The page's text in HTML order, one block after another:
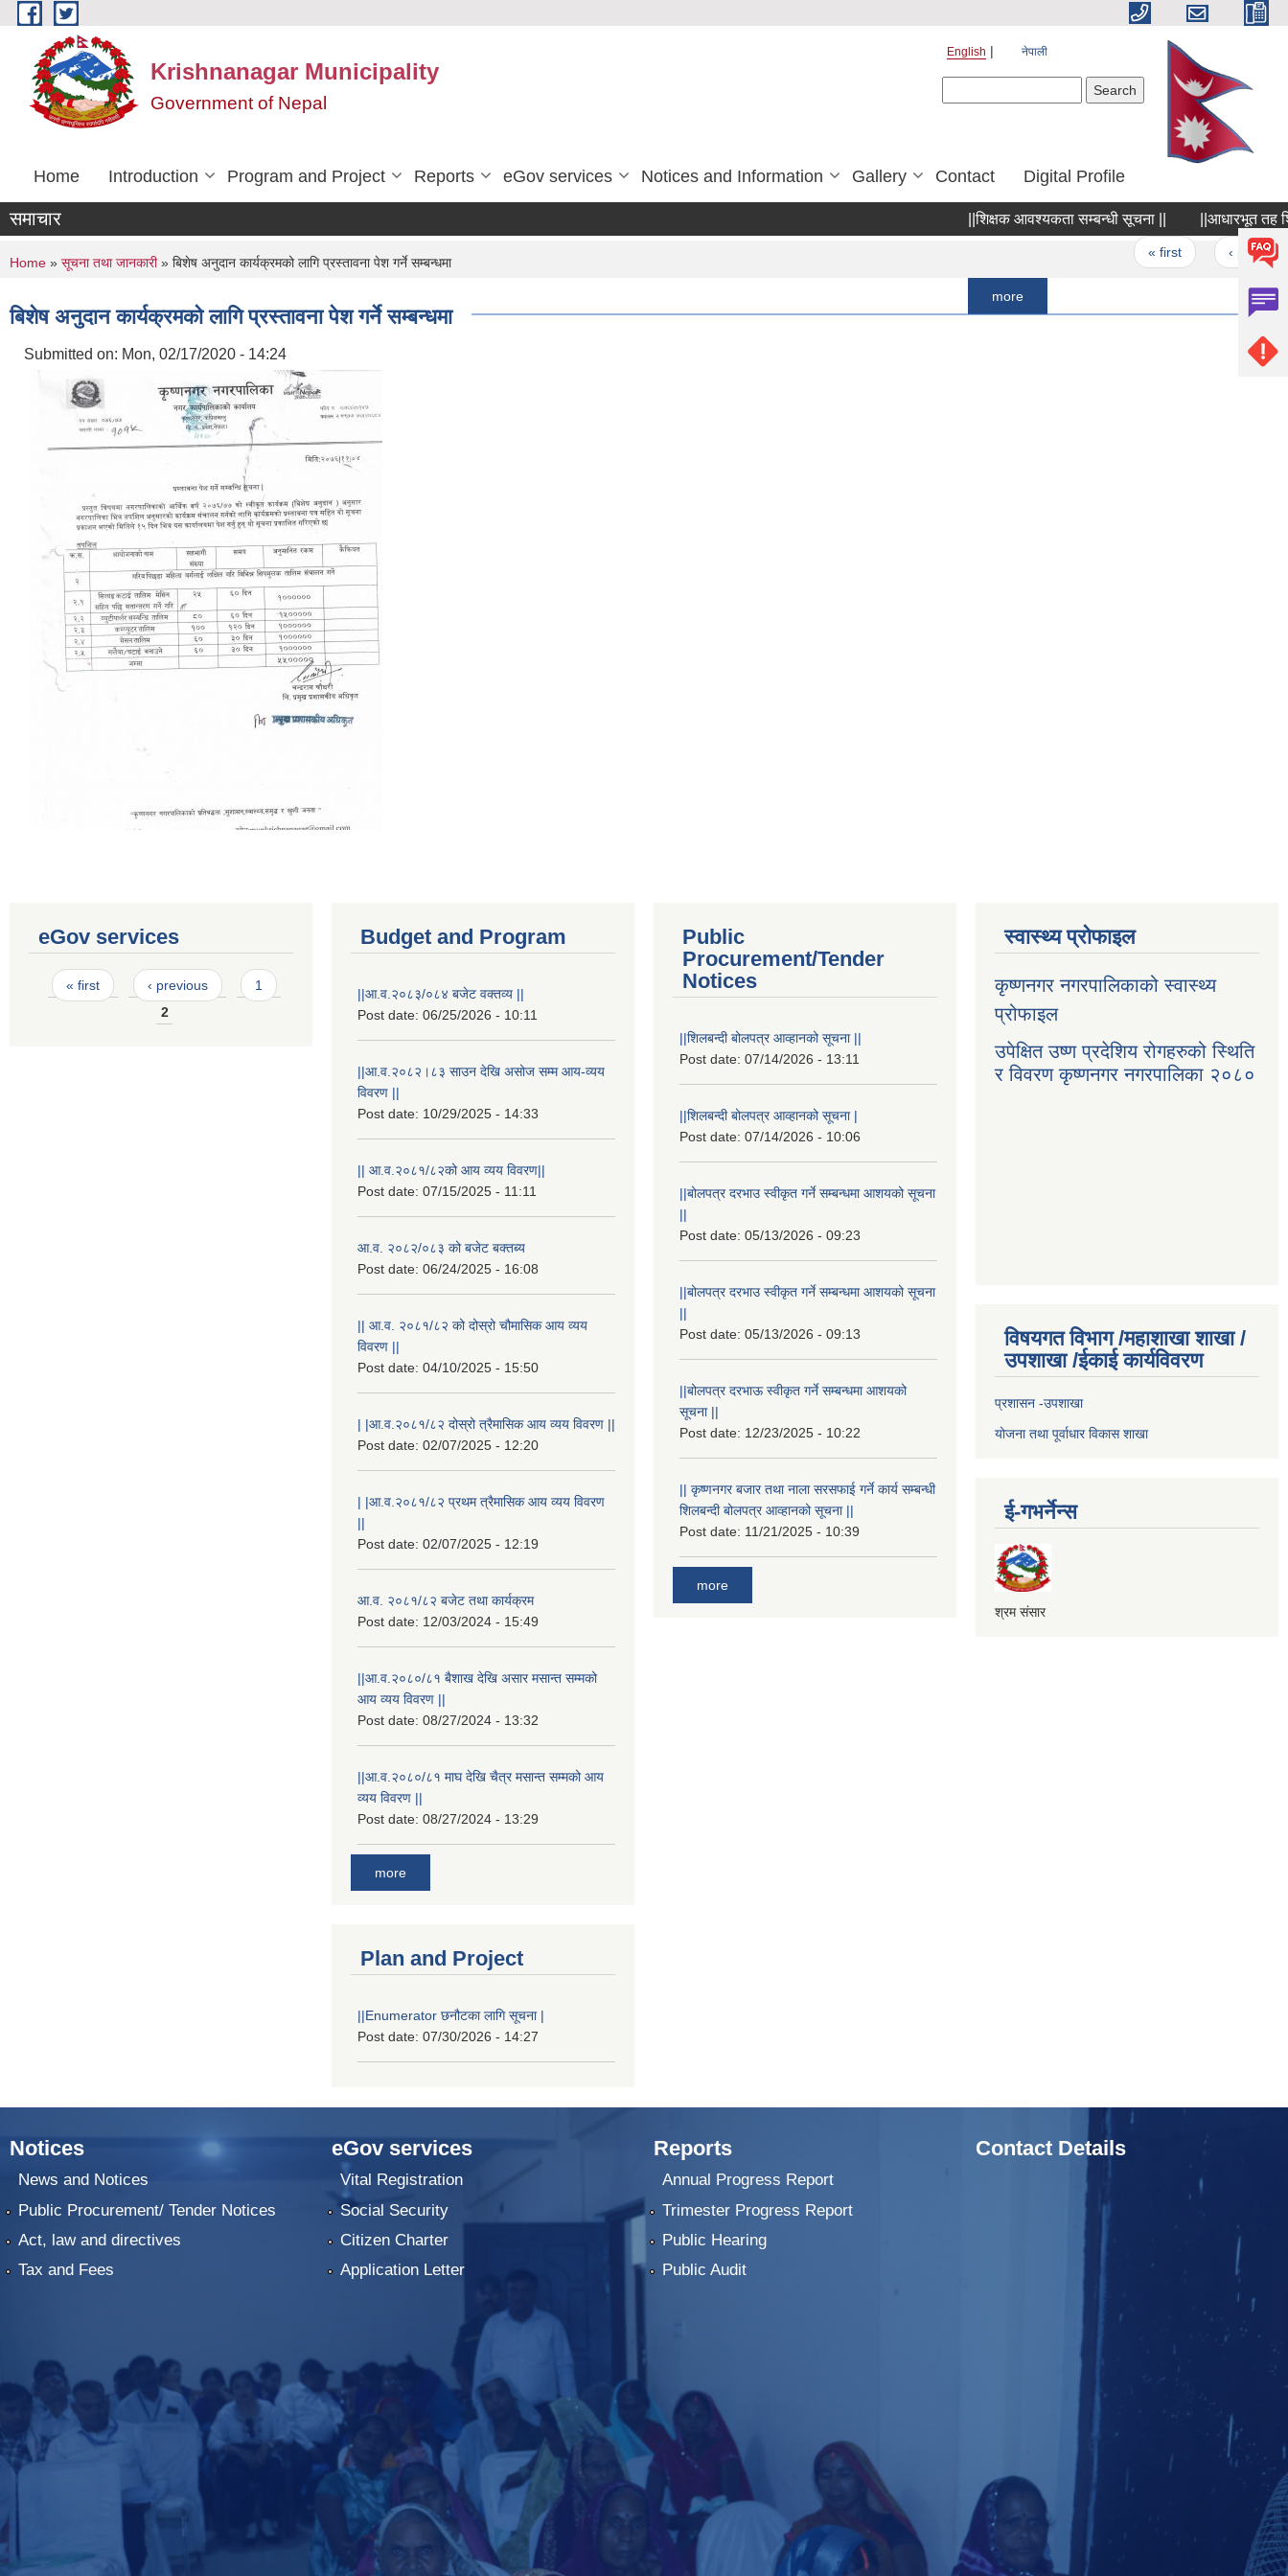
Skip to main content
Krishnanagar Municipality
Government of Nepal
English नेपाली
Home Introduction Program and Project Reports eGov services Notices and Information Gallery Contact Digital Profile
समाचार ||शिक्षक आवश्यकता सम्बन्धी सूचना || ||आधारभूत तह शिक्षा
‹ previous …
You are here
Home » सूचना तथा जानकारी» बिशेष अनुदान कार्यक्रमको लागि प्रस्तावना पेश गर्ने सम्बन्धमा
बिशेष अनुदान कार्यक्रमको लागि प्रस्तावना पेश गर्ने सम्बन्धमा
Submitted on: Mon, 02/17/2020 - 14:24
eGov services
Pages
« first ‹ previous
1
2
Budget and Program
||आ.व.२०८३/०८४ बजेट वक्तव्य ||
Post date: 06/25/2026 - 10:11
||आ.व.२०८२।८३ साउन देखि असोज सम्म आय-व्यय
विवरण ||
Post date: 10/29/2025 - 14:33
|| आ.व.२०८१/८२को आय व्यय विवरण||
Post date: 07/15/2025 - 11:11
आ.व. २०८२/०८३ को बजेट बक्तब्य
Post date: 06/24/2025 - 16:08
|| आ.व. २०८१/८२ को दोस्रो चौमासिक आय व्यय
विवरण ||
Post date: 04/10/2025 - 15:50
| |आ.व.२०८१/८२ दोस्रो त्रैमासिक आय व्यय विवरण ||
Post date: 02/07/2025 - 12:20
| |आ.व.२०८१/८२ प्रथम त्रैमासिक आय व्यय विवरण
||
Post date: 02/07/2025 - 12:19
आ.व. २०८१/८२ बजेट तथा कार्यक्रम
Post date: 12/03/2024 - 15:49
||आ.व.२०८०/८१ बैशाख देखि असार मसान्त सम्मको
आय व्यय विवरण ||
Post date: 08/27/2024 - 13:32
||आ.व.२०८०/८१ माघ देखि चैत्र मसान्त सम्मको आय
व्यय विवरण ||
Post date: 08/27/2024 - 13:29
more
Plan and Project
||Enumerator छनौटका लागि सूचना |
Post date: 07/30/2026 - 14:27
Public
Procurement/Tender
Notices
||शिलबन्दी बोलपत्र आव्हानको सूचना ||
Post date: 07/14/2026 - 13:11
||शिलबन्दी बोलपत्र आव्हानको सूचना |
Post date: 07/14/2026 - 10:06
||बोलपत्र दरभाउ स्वीकृत गर्ने सम्बन्धमा आशयको सूचना
||
Post date: 05/13/2026 - 09:23
||बोलपत्र दरभाउ स्वीकृत गर्ने सम्बन्धमा आशयको सूचना
||
Post date: 05/13/2026 - 09:13
||बोलपत्र दरभाऊ स्वीकृत गर्ने सम्बन्धमा आशयको
सूचना ||
Post date: 12/23/2025 - 10:22
|| कृष्णनगर बजार तथा नाला सरसफाई गर्ने कार्य सम्बन्धी
शिलबन्दी बोलपत्र आव्हानको सूचना ||
Post date: 11/21/2025 - 10:39
more
स्वास्थ्य प्रोफाइल
कृष्णनगर नगरपालिकाको स्वास्थ्य
प्रोफाइल
उपेक्षित उष्ण प्रदेशिय रोगहरुको स्थिति
र विवरण कृष्णनगर नगरपालिका २०८०
विषयगत विभाग /महाशाखा शाखा /
उपशाखा /ईकाई कार्यविवरण
प्रशासन -उपशाखा
योजना तथा पूर्वाधार विकास शाखा
ई-गभर्नेन्स
श्रम संसार
Notices
News and Notices
Public Procurement/ Tender Notices
Act, law and directives
Tax and Fees
eGov services
Vital Registration
Social Security
Citizen Charter
Application Letter
Reports
Annual Progress Report
Trimester Progress Report
Public Hearing
Public Audit
Contact Details